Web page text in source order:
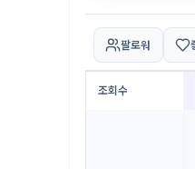
팔로워
조회수